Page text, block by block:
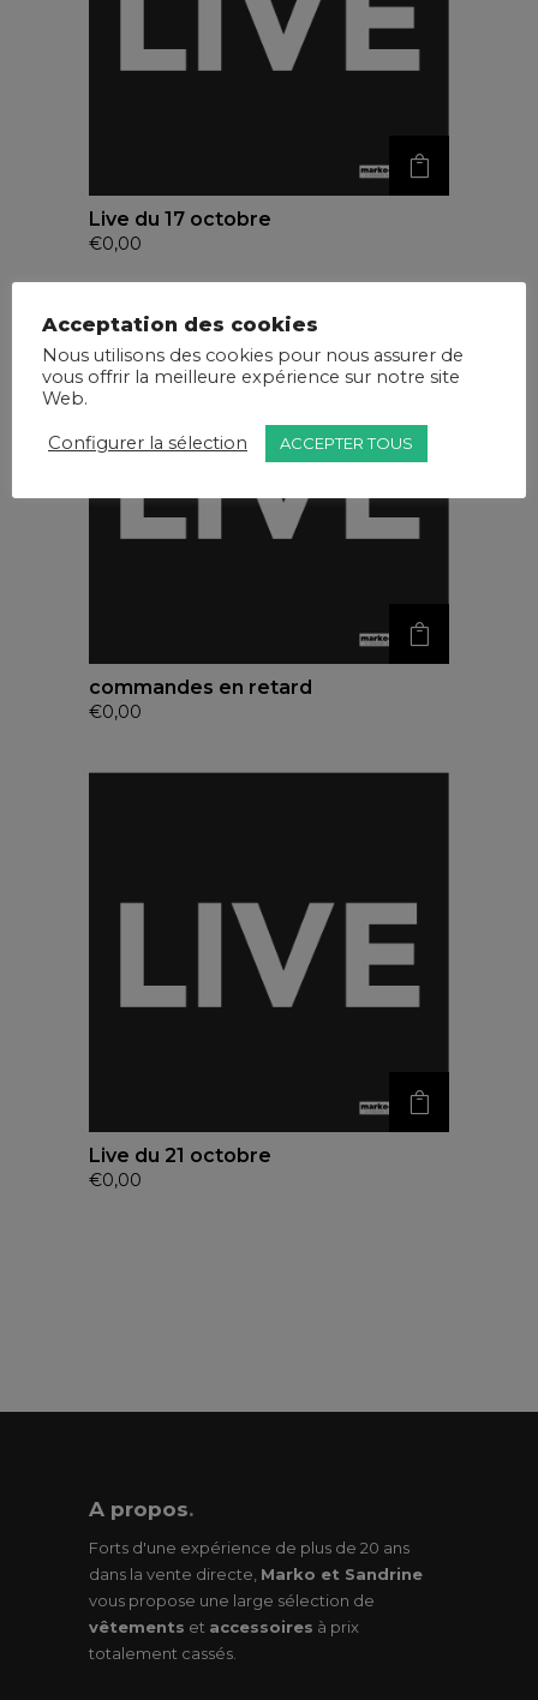
Live du 17 octobre
€0,00
commandes en retard
€0,00
Live du 21 octobre
€0,00
A propos.
Forts d'une expérience de plus de 20 ans
dans la vente directe, Marko et Sandrine
vous propose une large sélection de
vêtements et accessoires à prix
totalement cassés.
Acceptation des cookies
Nous utilisons des cookies pour nous assurer de
vous offrir la meilleure expérience sur notre site
Web.
Configurer la sélection ACCEPTER TOUS